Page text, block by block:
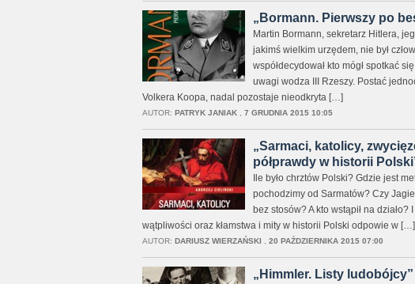
„Bormann. Pierwszy po
Martin Bormann, sekretarz Hitlera,
jakimś wielkim urzędem, nie był
współdecydował kto mógł spotkać
uwagi wodza III Rzeszy. Postać
Volkera Koopa, nadal pozostaje nieodkryta […]
AUTOR: PATRYK JANIAK, 7 GRUDNIA 2015 10:05
„Sarmaci, katolicy,
półprawdy w historii
Ile było chrztów Polski? Gdzie jest
pochodzimy od Sarmatów? Czy
bez stosów? A kto wstąpił na
wątpliwości oraz kłamstwa i mity w historii Polski odpowie w […]
AUTOR: DARIUSZ WIERZAŃSKI 20 PAŹDZIERNIKA 2015 07:00
„Himmler. Listy